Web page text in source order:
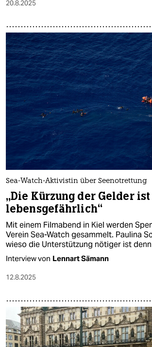
20.8.2025
Sea-Watch-Aktivistin über Seenotrettung
„Die Kürzung der Gelder ist
lebensgefährlich“
Mit einem Filmabend in Kiel werden
Verein Sea-Watch gesammelt. Paulina
wieso die Unterstützung nötiger ist
Interview von Lennart Sämann
12.8.2025